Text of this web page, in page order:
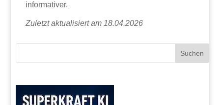
informativer.
Zuletzt aktualisiert am 18.04.2026